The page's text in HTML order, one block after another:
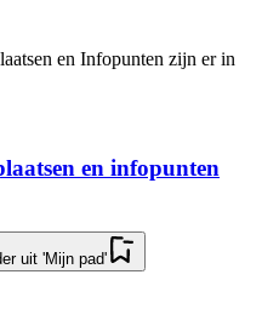
en Infopunten zijn er in
en infopunten
uit 'Mijn pad'